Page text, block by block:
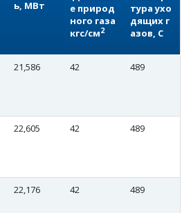
ь, МВт
е природ
ного газа
кгс/см2
тура ухо
дящих г
азов, С
21,586 42 489
22,605 42 489
22,176 42 489